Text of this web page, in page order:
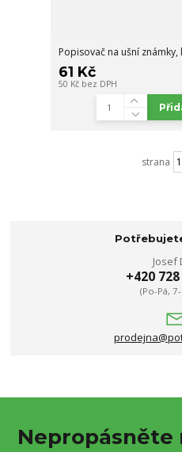
Popisovač na ušní známky,
61 Kč
50 Kč bez DPH
strana
Josef
+420
(Po-Pá,
Nepropásněte